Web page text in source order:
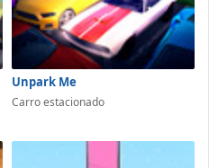
Unpark Me
Carro estacionado